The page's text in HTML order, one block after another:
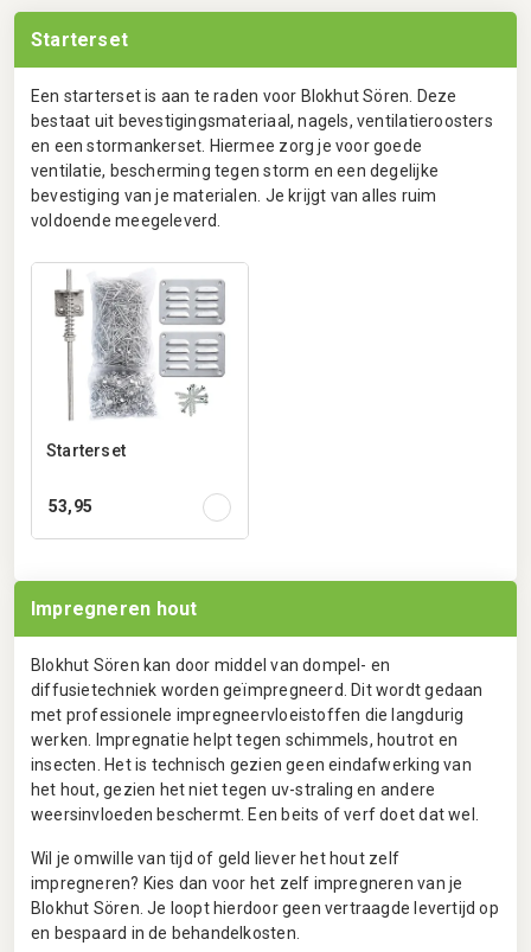
Starterset
Een starterset is aan te raden voor Blokhut Sören. Deze
bestaat uit bevestigingsmateriaal, nagels, ventilatieroosters
en een stormankerset. Hiermee zorg je voor goede
ventilatie, bescherming tegen storm en een degelijke
bevestiging van je materialen. Je krijgt van alles ruim
voldoende meegeleverd.
Starterset
53,95
Impregneren hout
Blokhut Sören kan door middel van dompel- en
diffusietechniek worden geïmpregneerd. Dit wordt gedaan
met professionele impregneervloeistoffen die langdurig
werken. Impregnatie helpt tegen schimmels, houtrot en
insecten. Het is technisch gezien geen eindafwerking van
het hout, gezien het niet tegen uv-straling en andere
weersinvloeden beschermt. Een beits of verf doet dat wel.
Wil je omwille van tijd of geld liever het hout zelf
impregneren? Kies dan voor het zelf impregneren van je
Blokhut Sören. Je loopt hierdoor geen vertraagde levertijd op
en bespaard in de behandelkosten.